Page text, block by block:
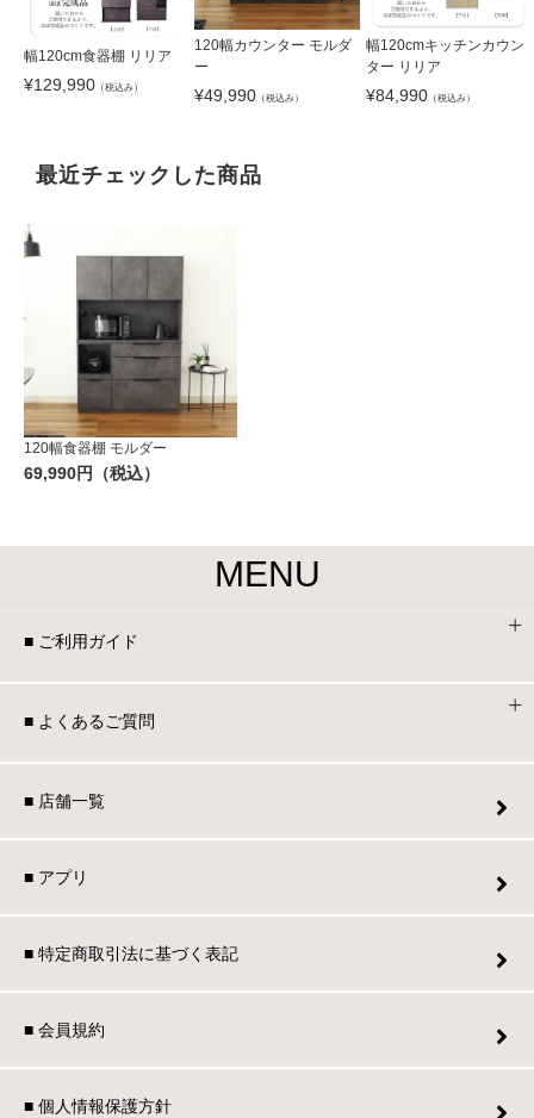
幅120cm食器棚 リリア
¥129,990 （税込み）
120幅カウンター モルダ
ー
¥49,990 （税込み）
幅120cmキッチンカウン
ター リリア
¥84,990（税込み）
最近チェックした商品
120幅食器棚 モルダー
69,990円（税込）
MENU
■ ご利用ガイド
■ よくあるご質問
■ 店舗一覧
■ アプリ
■ 特定商取引法に基づく表記
■ 会員規約
■ 個人情報保護方針